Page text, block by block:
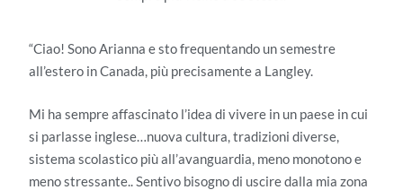
“Ciao! Sono Arianna e sto frequentando un semestre
all’estero in Canada, più precisamente a Langley.
Mi ha sempre affascinato l’idea di vivere in un paese in cui
si parlasse inglese…nuova cultura, tradizioni diverse,
sistema scolastico più all’avanguardia, meno monotono e
meno stressante.. Sentivo bisogno di uscire dalla mia zona